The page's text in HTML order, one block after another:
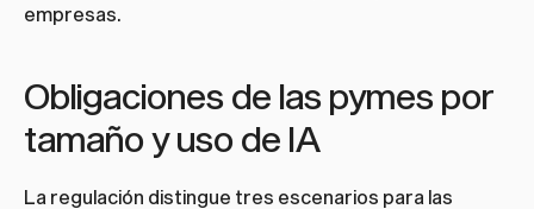
empresas.
Obligaciones de las pymes por
tamaño y uso de IA
La regulación distingue tres escenarios para las